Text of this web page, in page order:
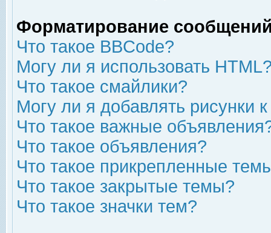
Форматирование
Что такое BBCode?
Могу ли я использовать
Что такое смайлики?
Могу ли я добавлять рисунки
Что такое важные
Что такое объявления?
Что такое прикрепленные
Что такое закрытые темы?
Что такое значки тем?